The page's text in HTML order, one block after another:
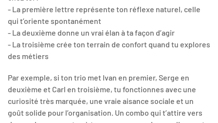
- La première lettre représente ton réflexe naturel, celle
qui t’oriente spontanément
- La deuxième donne un vrai élan à ta façon d’agir
- La troisième crée ton terrain de confort quand tu explores
des métiers
Par exemple, si ton trio met Ivan en premier, Serge en
deuxième et Carl en troisième, tu fonctionnes avec une
curiosité très marquée, une vraie aisance sociale et un
goût solide pour l’organisation. Un combo qui t’attire vers